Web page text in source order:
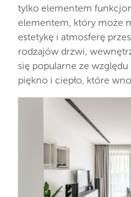
tylko elementem
elementem, który może
estetykę i atmosferę
rodzajów drzwi,
się popularne ze
piękno i ciepło, które